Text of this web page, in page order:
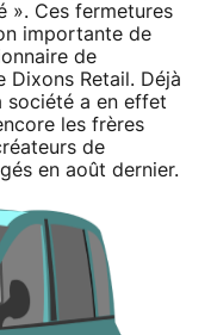
». Ces fermetures
importante de
de
Dixons Retail. Déjà
société a en effet
les frères
de
en août dernier.